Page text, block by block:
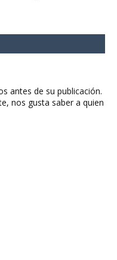
antes de su publicación.
nos gusta saber a quien